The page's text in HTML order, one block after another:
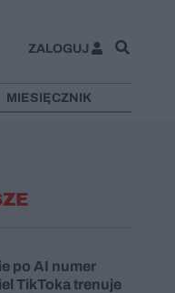
ZALOGUJ
MIESIĘCZNIK
po AI numer
TikToka trenuje